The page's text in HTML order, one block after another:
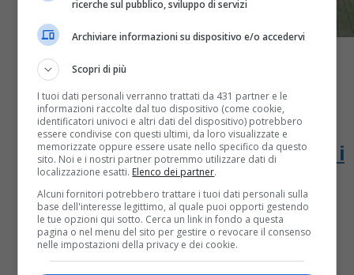
Attualità4 anni fa
Aiuti biellesi alla popolazione ucraina, i
ringraziamenti del viceministro
Pichetto
I volontari hanno trasportato al confine con la
Romania beni di prima necessità
ricerche sul pubblico, sviluppo di servizi
Archiviare informazioni su dispositivo e/o accedervi
Scopri di più
I tuoi dati personali verranno trattati da 431 partner e le
informazioni raccolte dal tuo dispositivo (come cookie,
identificatori univoci e altri dati del dispositivo) potrebbero
essere condivise con questi ultimi, da loro visualizzate e
memorizzate oppure essere usate nello specifico da questo
sito. Noi e i nostri partner potremmo utilizzare dati di
localizzazione esatti. Elenco dei partner.
Alcuni fornitori potrebbero trattare i tuoi dati personali sulla
base dell'interesse legittimo, al quale puoi opporti gestendo
le tue opzioni qui sotto. Cerca un link in fondo a questa
pagina o nel menu del sito per gestire o revocare il consenso
nelle impostazioni della privacy e dei cookie.